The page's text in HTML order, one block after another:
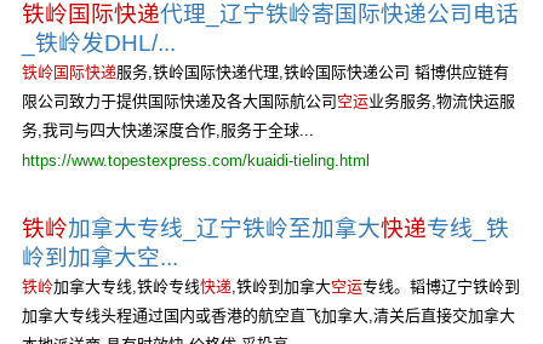
铁岭国际快递代理_辽宁铁岭寄国际快递公司电话
_铁岭发DHL/...
铁岭国际快递服务,铁岭国际快递代理,铁岭国际快递公司 韬博供应链有
限公司致力于提供国际快递及各大国际航公司 空运业务服务,物流快运服
务,我司与四大快递深度合作,服务于全球...
https://www.topestexpress.com/kuaidi-tieling.html
铁岭加拿大专线_辽宁铁岭至加拿大快递专线_铁
岭到加拿大空...
铁岭加拿大专线,铁岭专线快递,铁岭到加拿大空运专线。韬博辽宁铁岭到
加拿大专线头程通过国内或香港的航空直飞加拿大,清关后直接交加拿大